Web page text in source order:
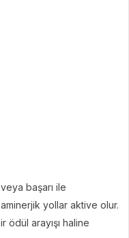
başarı ile
yollar aktive olur.
ödül arayışı haline